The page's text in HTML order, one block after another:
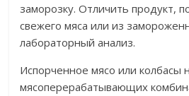
заморозку. Отличить продукт,
свежего мяса или из
лабораторный анализ.
Испорченное мясо или колбасы
мясоперерабатывающих